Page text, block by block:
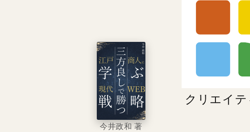
今井政和 著
クリエイ